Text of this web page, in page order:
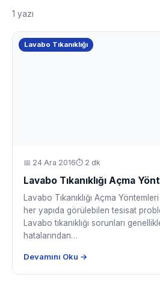
1 yazı
Lavabo Tıkanıklığı
📅 24 Ara 2016⏱ 2 dk
Lavabo Tıkanıklığı Açma
Lavabo Tıkanıklığı Açma Yöntemleri
her yapıda görülebilen tesisat
Lavabo tıkanıklığı sorunları
hatalarından…
Devamını Oku →